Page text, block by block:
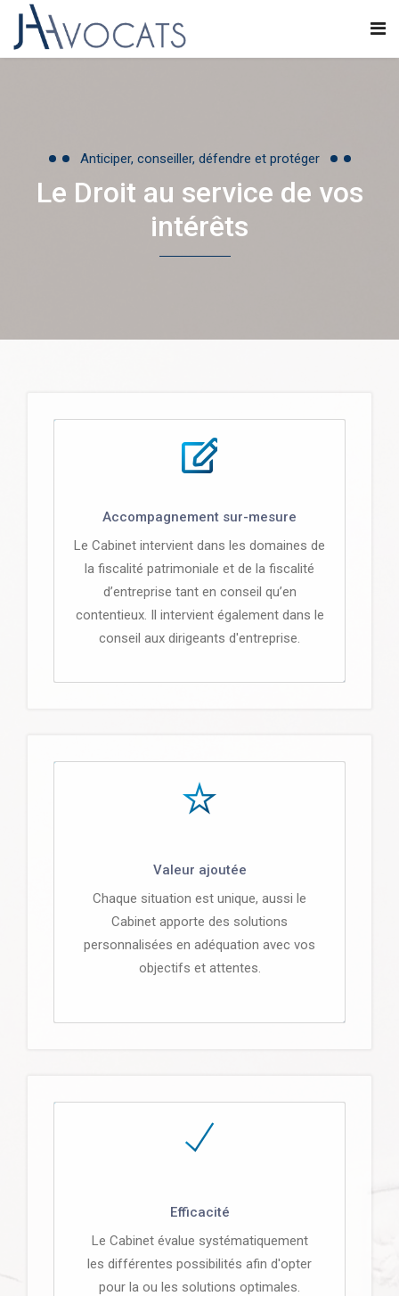
Anticiper, conseiller, défendre et protéger
Le Droit au service de vos
intérêts
Accompagnement sur-mesure
Le Cabinet intervient dans les domaines de
la fiscalité patrimoniale et de la fiscalité
d’entreprise tant en conseil qu’en
contentieux. Il intervient également dans le
conseil aux dirigeants d'entreprise.
Valeur ajoutée
Chaque situation est unique, aussi le
Cabinet apporte des solutions
personnalisées en adéquation avec vos
objectifs et attentes.
Efficacité
Le Cabinet évalue systématiquement
les différentes possibilités afin d'opter
pour la ou les solutions optimales.